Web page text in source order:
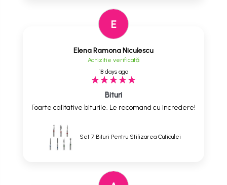
E
Elena Ramona Niculescu
Achizitie verificată
18 days ago
Bituri
Foarte calitative biturile. Le recomand cu incredere!
Set 7 Bituri Pentru Stilizarea Cuticulei